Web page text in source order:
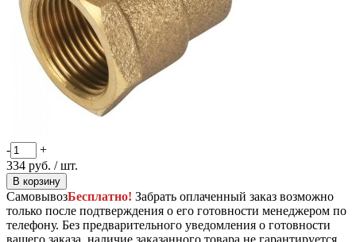
-
+
334 руб. / шт.
В корзину
СамовывозБесплатно! Забрать оплаченный заказ возможно
только после подтверждения о его готовности менеджером по
телефону. Без предварительного уведомления о готовности